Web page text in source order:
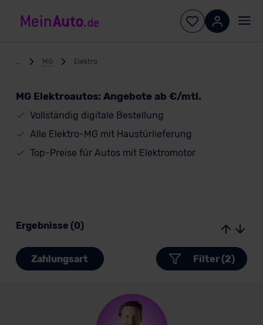
MG Elektro
MG Elektroautos: Angebote ab €/mtl.
Vollständig digitale Bestellung
Alle Elektro-MG mit Haustürlieferung
Top-Preise für Autos mit Elektromotor
Ergebnisse (0)
Zahlungsart Filter (2)